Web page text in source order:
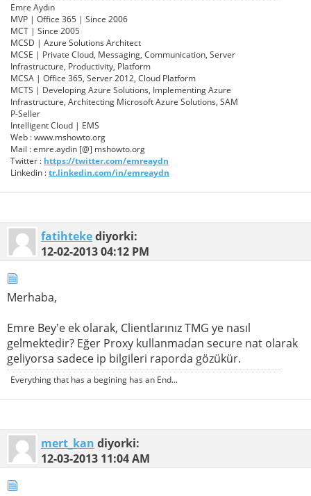
Emre Aydın
MVP | Office 365 | Since 2006
MCT | Since 2005
MCSD | Azure Solutions Architect
MCSE | Private Cloud, Messaging, Communication, Server
Infrastructure, Productivity, Platform
MCSA | Office 365, Server 2012, Cloud Platform
MCTS | Developing Azure Solutions, Implementing Azure
Infrastructure, Architecting Microsoft Azure Solutions, SAM
P-Seller
Intelligent Cloud | EMS
Web : www.mshowto.org
Mail : emre.aydin [@] mshowto.org
Twitter : https://twitter.com/emreaydn
Linkedin :tr.linkedin.com/in/emreaydn
fatihtekediyorki:
12-02-201304:12 PM
Merhaba,
Emre Bey'e ek olarak, Clientlarınız TMG ye nasıl
gelmektedir? Eğer Proxy kullanmadan secure nat olarak
geliyorsa sadece ip bilgileri raporda gözükür.
Everything that has a begining has an End...
mert_kan diyorki:
12-03-2013 11:04 AM